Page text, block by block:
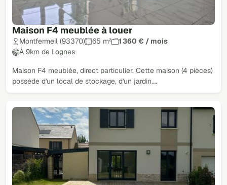
Maison F4 meublée à louer
Montfermeil (93370) 65 m²
1 360 € / mois
À 9km de Lognes
Maison F4 meublée, direct particulier. Cette maison (4 pièces)
possède d'un local de stockage, d'un jardin.…